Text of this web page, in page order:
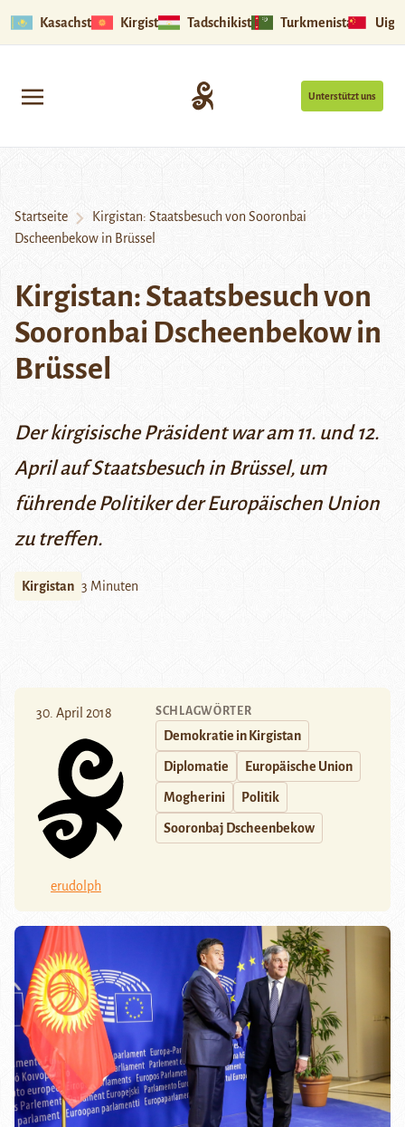
Kasachstan Kirgistan Tadschikistan Turkmenistan
Unterstützt uns
Startseite
Kirgistan: Staatsbesuch von Sooronbai
Dscheenbekow in Brüssel
Kirgistan: Staatsbesuch von
Sooronbai Dscheenbekow in
Brüssel
Der kirgisische Präsident war am 11. und 12.
April auf Staatsbesuch in Brüssel, um
führende Politiker der Europäischen Union
zu treffen.
Kirgistan 3 Minuten
30. April 2018
erudolph
SCHLAGWÖRTER
Demokratie in Kirgistan
Diplomatie Europäische Union
Mogherini Politik
Sooronbaj Dscheenbekow